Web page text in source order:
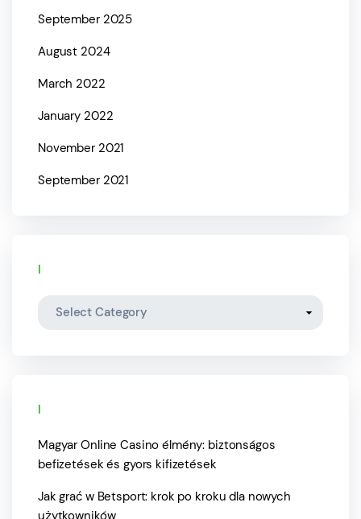
September 2025
August 2024
March 2022
January 2022
November 2021
September 2021
Magyar Online Casino élmény: biztonságos
befizetések és gyors kifizetések
Jak grać w Betsport: krok po kroku dla nowych
użytkowników